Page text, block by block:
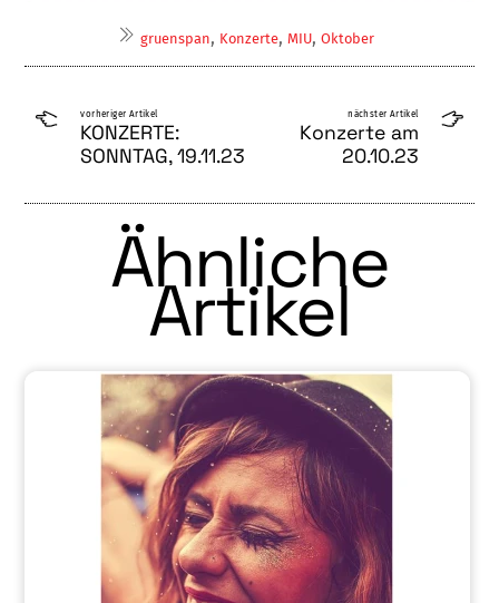
gruenspan, Konzerte, MIU, Oktober
vorheriger Artikel
KONZERTE:
SONNTAG, 19.11.23
nächster Artikel
Konzerte am
20.10.23
Ähnliche
Artikel